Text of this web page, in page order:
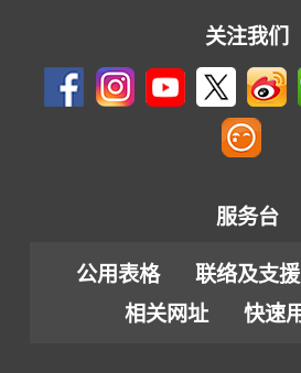
关注我们
服务台
公用表格 联络及支援
相关网址
快速